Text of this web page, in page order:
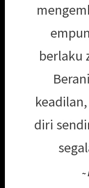
berlaku
diri
~